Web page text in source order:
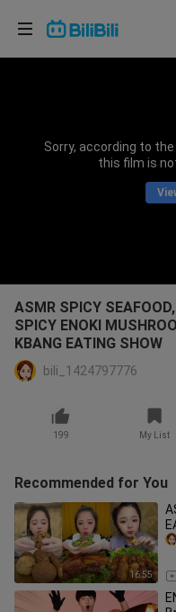
Sorry, according to
this film is
ASMR SPICY
SPICY ENOKI
KBANG EATING SHOW
bili_1424797776
199 My List
Recommended for You
16:55
Choose your